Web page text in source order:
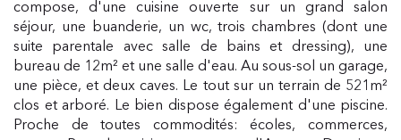
compose, d'une cuisine ouverte sur un grand salon
séjour, une buanderie, un wc, trois chambres (dont une
suite parentale avec salle de bains et dressing), une
bureau de 12m² et une salle d'eau. Au sous-sol un garage,
une pièce, et deux caves. Le tout sur un terrain de 521m²
clos et arboré. Le bien dispose également d'une piscine.
Proche de toutes commodités: écoles, commerces,